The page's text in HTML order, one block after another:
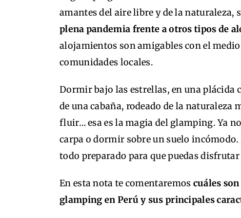
amantes del aire libre y de la naturaleza,
plena pandemia frente a otros tipos de
alojamientos son amigables con el
comunidades locales.
Dormir bajo las estrellas, en una plácida
de una cabaña, rodeado de la naturaleza
fluir… esa es la magia del glamping. Ya
carpa o dormir sobre un suelo
todo preparado para que puedas
En esta nota te comentaremos cuáles
glamping en Perú y sus principales